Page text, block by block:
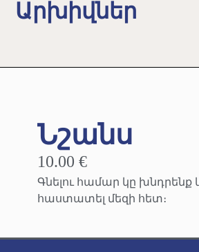
Արխիվներ
Նշանս
10.00 €
Գնելու համար կը
հաստատել մեզի հետ։